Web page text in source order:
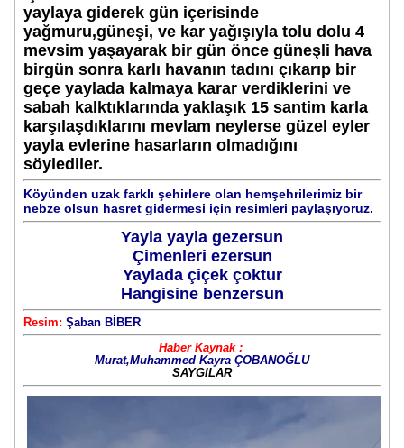
yaylaya giderek gün içerisinde
yağmuru,güneşi, ve kar yağışıyla tolu dolu 4
mevsim yaşayarak bir gün önce güneşli hava
birgün sonra karlı havanın tadını çıkarıp bir
geçe yaylada kalmaya karar verdiklerini ve
sabah kalktıklarında yaklaşık 15 santim karla
karşılaşdıklarını mevlam neylerse güzel eyler
yayla evlerine hasarların olmadığını
söylediler.
Köyünden uzak farklı şehirlere olan hemşehrilerimiz bir
nebze olsun hasret gidermesi için resimleri paylaşıyoruz.
Yayla yayla gezersun
Çimenleri ezersun
Yaylada çiçek çoktur
Hangisine benzersun
Resim: Şaban BİBER
Haber Kaynak :
Murat,Muhammed Kayra ÇOBANOĞLU
SAYGILAR